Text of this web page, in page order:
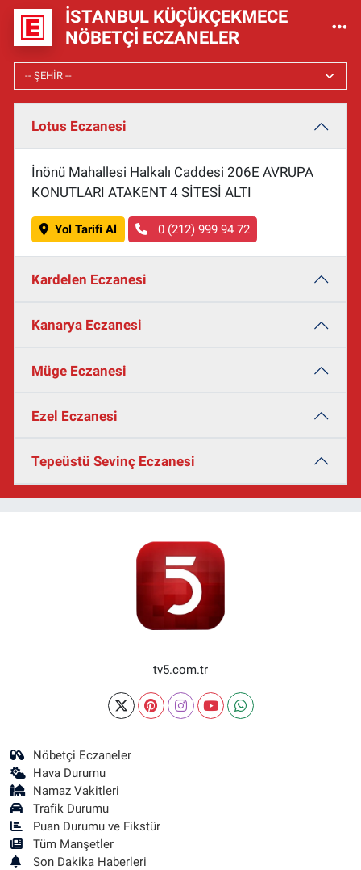
İSTANBUL KÜÇÜKÇEKMECE
NÖBETÇI ECZANELER
Lotus Eczanesi
İnönü Mahallesi Halkalı Caddesi 206E AVRUPA
KONUTLARI ATAKENT 4 SİTESİ ALTI
Yol Tarifi Al 0 (212) 999 94 72
Kardelen Eczanesi
Kanarya Eczanesi
Müge Eczanesi
Ezel Eczanesi
Tepeüstü Sevinç Eczanesi
tv5.com.tr
Nöbetçi Eczaneler
Hava Durumu
Namaz Vakitleri
Trafik Durumu
Puan Durumu ve Fikstür
Tüm Manşetler
Son Dakika Haberleri